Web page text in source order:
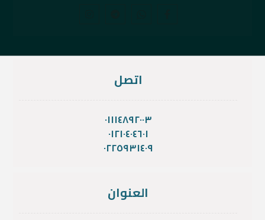
اتصل
٠١١١٤٨٩٢٠٠٣
٠١٢١٠٤٠٤٦٠١
٠٢٢٥٩٣١٤٠٩
العنوان